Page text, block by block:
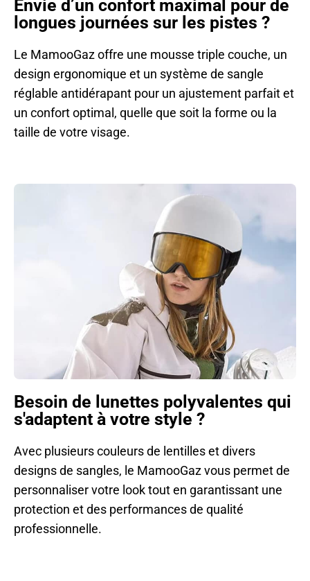
Envie d’un confort maximal pour de
longues journées sur les pistes ?
Le MamooGaz offre une mousse triple couche, un
design ergonomique et un système de sangle
réglable antidérapant pour un ajustement parfait et
un confort optimal, quelle que soit la forme ou la
taille de votre visage.
Besoin de lunettes polyvalentes qui
s'adaptent à votre style ?
Avec plusieurs couleurs de lentilles et divers
designs de sangles, le MamooGaz vous permet de
personnaliser votre look tout en garantissant une
protection et des performances de qualité
professionnelle.